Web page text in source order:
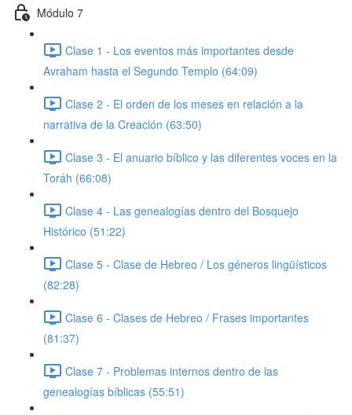
Módulo 7
Clase 1 - Los eventos más importantes desde
Avraham hasta el Segundo Templo (64:09)
Clase 2 - El orden de los meses en relación a la
narrativa de la Creación (63:50)
Clase 3 - El anuario bíblico y las diferentes voces en la
Toráh (66:08)
Clase 4 - Las genealogías dentro del Bosquejo
Histórico (51:22)
Clase 5 - Clase de Hebreo / Los géneros lingüísticos
(82:28)
Clase 6 - Clases de Hebreo / Frases importantes
(81:37)
Clase 7 - Problemas internos dentro de las
genealogías bíblicas (55:51)